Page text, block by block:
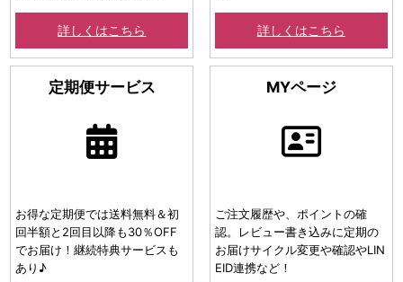
詳しくはこちら 詳しくはこちら
定期便サービス
お得な定期便では送料無料＆初
回半額と2回目以降も30％OFF
でお届け！継続特典サービスも
あり♪
MYページ
ご注文履歴や、ポイントの確
認。レビュー書き込みに定期の
お届けサイクル変更や確認やLIN
EID連携など！